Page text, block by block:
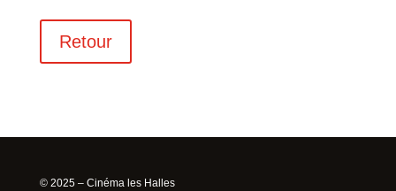
Retour
© 2025 – Cinéma les Halles